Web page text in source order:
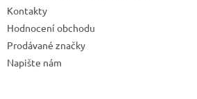
Kontakty
Hodnocení obchodu
Prodávané značky
Napište nám